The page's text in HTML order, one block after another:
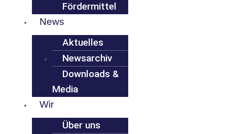
Fördermittel
News
Aktuelles
Newsarchiv
Downloads &
Media
Wir
Über uns